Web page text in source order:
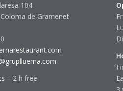
104
de Gramenet
– 2 h free